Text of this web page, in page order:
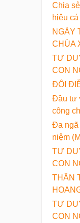
Chia
hiệu
NGÀY
CHÙA
TƯ
CON
ĐÔI
Đầu tư
công
Đa ngã
niệm
TƯ
CON
THẦN
TƯ
CON